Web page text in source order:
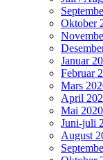
Oktober
Januar
Februar
Mars
April
Mai
Juni-juli
August